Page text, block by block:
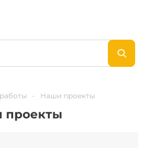
- Наши проекты
проекты